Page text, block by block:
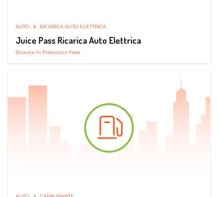
AUTO RICARICA AUTO ELETTRICA
Juice Pass Ricarica Auto Elettrica
Ricarica in Postazioni Fisse